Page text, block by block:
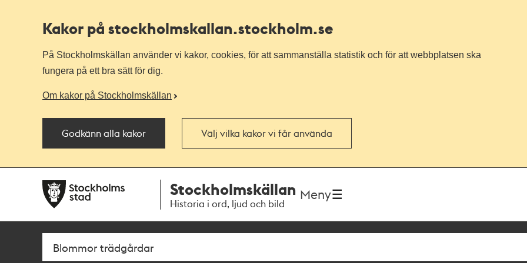
Kakor på stockholmskallan.stockholm.se
På Stockholmskällan använder vi kakor, cookies, för att sammanställa statistik och för att webbplatsen ska
fungera på ett bra sätt för dig.
Om kakor på Stockholmskällan
Godkänn alla kakor Välj vilka kakor vi får använda
navigationen
huvudinnehållet
Stockholmskällan
Historia i ord, ljud och bild
Meny
Sök